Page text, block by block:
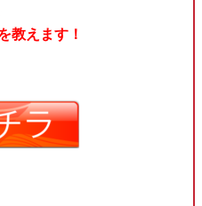
教えます！